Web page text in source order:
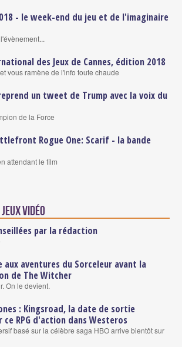
- le week-end du jeu et de l'imaginaire
des Jeux de Cannes, édition 2018
vous ramène de l'info toute chaude
un tweet de Trump avec la voix du
de la Force
Rogue One: Scarif - la bande
attendant le film
vidéo
par la rédaction
aux aventures du Sorceleur avant la
de The Witcher
On le devient.
: Kingsroad, la date de sortie
ce RPG d'action dans Westeros
basé sur la célèbre saga HBO arrive bientôt sur